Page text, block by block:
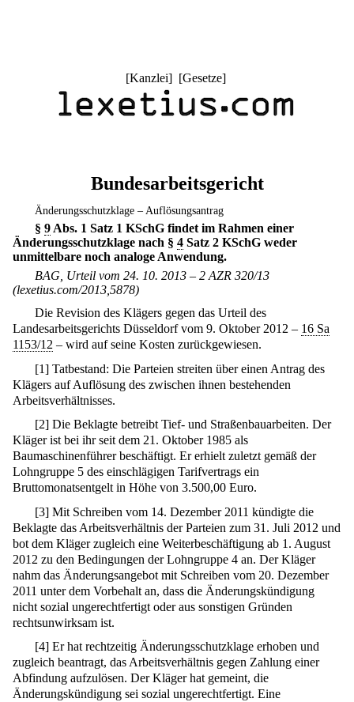
[Kanzlei] [Gesetze]
Bundesarbeitsgericht
Änderungsschutzklage – Auflösungsantrag
§9 Abs. 1 Satz 1 KSchG findet im Rahmen einer
Änderungsschutzklage nach § 4 Satz 2 KSchG weder
unmittelbare noch analoge Anwendung.
BAG, Urteil vom 24. 10. 2013 – 2 AZR 320/13
(lexetius.com/2013,5878)
Die Revision des Klägers gegen das Urteil des
Landesarbeitsgerichts Düsseldorf vom 9. Oktober 2012 – 16 Sa
1153/12 – wird auf seine Kosten zurückgewiesen.
[1] Tatbestand: Die Parteien streiten über einen Antrag des
Klägers auf Auflösung des zwischen ihnen bestehenden
Arbeitsverhältnisses.
[2] Die Beklagte betreibt Tief- und Straßenbauarbeiten. Der
Kläger ist bei ihr seit dem 21. Oktober 1985 als
Baumaschinenführer beschäftigt. Er erhielt zuletzt gemäß der
Lohngruppe 5 des einschlägigen Tarifvertrags ein
Bruttomonatsentgelt in Höhe von 3.500,00 Euro.
[3] Mit Schreiben vom 14. Dezember 2011 kündigte die
Beklagte das Arbeitsverhältnis der Parteien zum 31. Juli 2012 und
bot dem Kläger zugleich eine Weiterbeschäftigung ab 1. August
2012 zu den Bedingungen der Lohngruppe 4 an. Der Kläger
nahm das Änderungsangebot mit Schreiben vom 20. Dezember
2011 unter dem Vorbehalt an, dass die Änderungskündigung
nicht sozial ungerechtfertigt oder aus sonstigen Gründen
rechtsunwirksam ist.
[4] Er hat rechtzeitig Änderungsschutzklage erhoben und
zugleich beantragt, das Arbeitsverhältnis gegen Zahlung einer
Abfindung aufzulösen. Der Kläger hat gemeint, die
Änderungskündigung sei sozial ungerechtfertigt. Eine